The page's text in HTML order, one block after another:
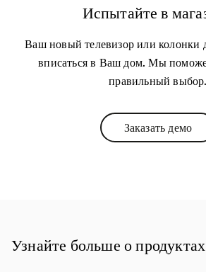
Испытайте в
Ваш новый телевизор или колонки
вписаться в Ваш дом. Мы
правильный выбор.
Заказать демо
Link
Узнайте больше о